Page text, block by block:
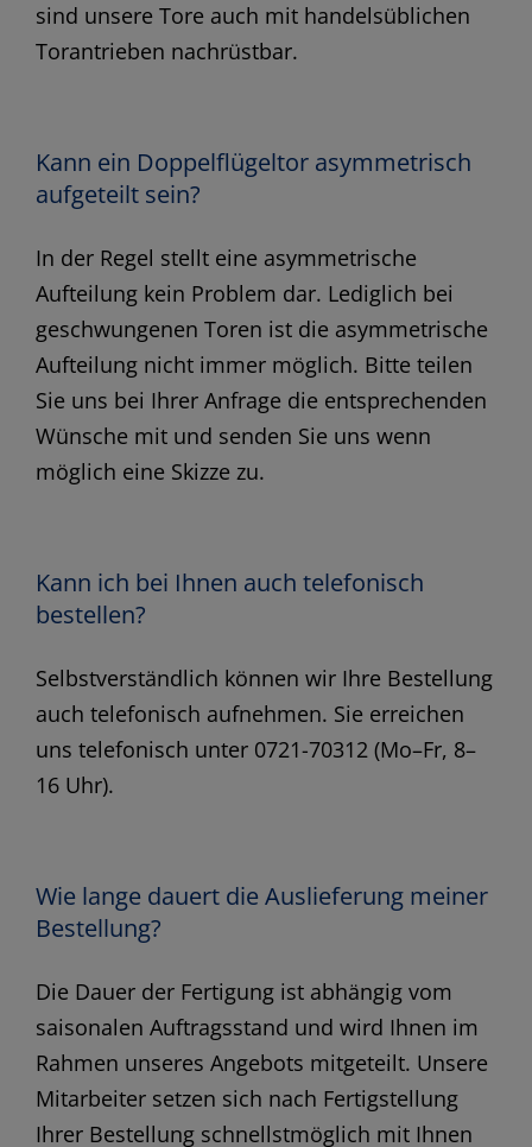
sind unsere Tore auch mit handelsüblichen
Torantrieben nachrüstbar.
Kann ein Doppelflügeltor asymmetrisch
aufgeteilt sein?
In der Regel stellt eine asymmetrische
Aufteilung kein Problem dar. Lediglich bei
geschwungenen Toren ist die asymmetrische
Aufteilung nicht immer möglich. Bitte teilen
Sie uns bei Ihrer Anfrage die entsprechenden
Wünsche mit und senden Sie uns wenn
möglich eine Skizze zu.
Kann ich bei Ihnen auch telefonisch
bestellen?
Selbstverständlich können wir Ihre Bestellung
auch telefonisch aufnehmen. Sie erreichen
uns telefonisch unter 0721-70312 (Mo–Fr, 8–
16 Uhr).
Wie lange dauert die Auslieferung meiner
Bestellung?
Die Dauer der Fertigung ist abhängig vom
saisonalen Auftragsstand und wird Ihnen im
Rahmen unseres Angebots mitgeteilt. Unsere
Mitarbeiter setzen sich nach Fertigstellung
Ihrer Bestellung schnellstmöglich mit Ihnen